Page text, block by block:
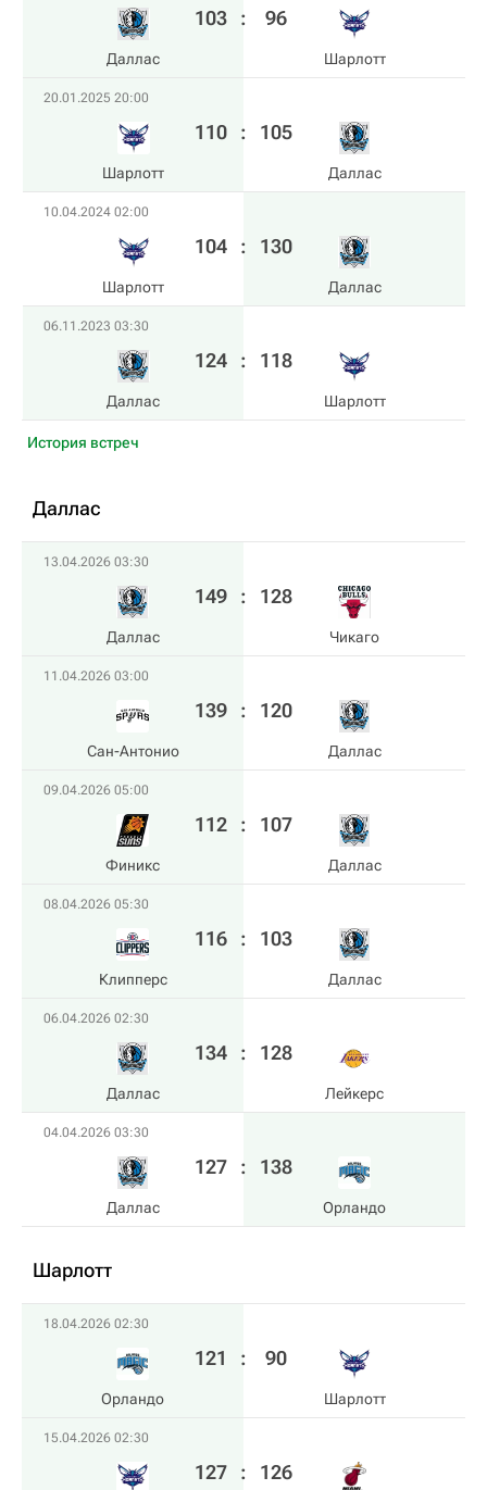
Даллас
103 : 96
Шарлотт
20.01.2025 20:00
Шарлотт
110 : 105
Даллас
10.04.2024 02:00
Шарлотт
104 : 130
Даллас
06.11.2023 03:30
Даллас
124 : 118
Шарлотт
История встреч
Даллас
13.04.2026 03:30
Даллас
149 : 128
Чикаго
11.04.2026 03:00
Сан-Антонио
139 : 120
Даллас
09.04.2026 05:00
Финикс
112 : 107
Даллас
08.04.2026 05:30
Клипперс
116 : 103
Даллас
06.04.2026 02:30
Даллас
134 : 128
Лейкерс
04.04.2026 03:30
Даллас
127 : 138
Орландо
Шарлотт
18.04.2026 02:30
Орландо
121 : 90
Шарлотт
15.04.2026 02:30
127 : 126